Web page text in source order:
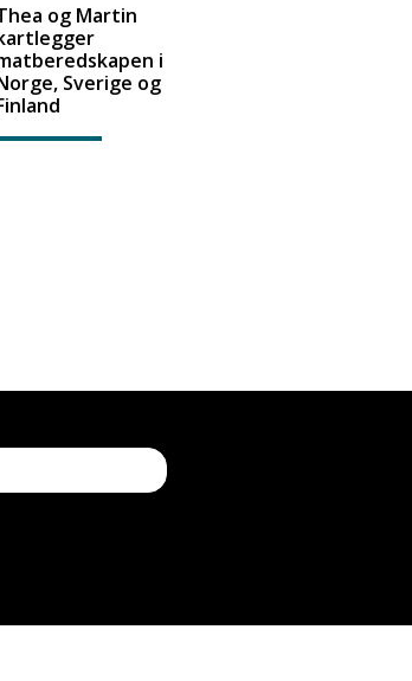
og Martin
i
Sverige og